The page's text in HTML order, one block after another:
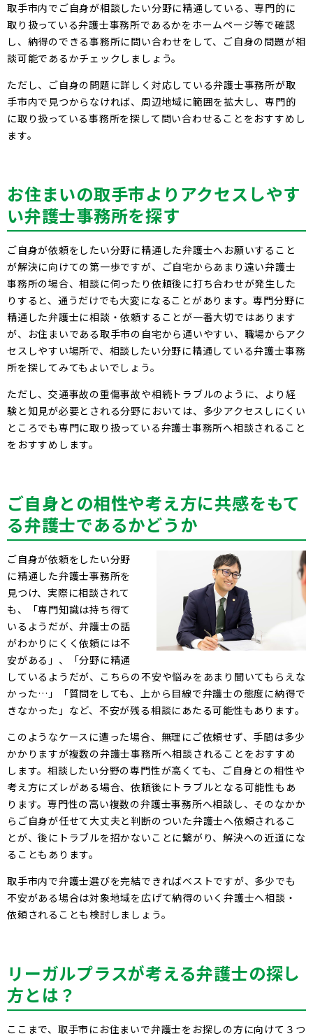
取手市内でご自身が相談したい分野に精通している、専門的に
取り扱っている弁護士事務所であるかをホームページ等で確認
し、納得のできる事務所に問い合わせをして、ご自身の問題が相
談可能であるかチェックしましょう。
ただし、ご自身の問題に詳しく対応している弁護士事務所が取
手市内で見つからなければ、周辺地域に範囲を拡大し、専門的
に取り扱っている事務所を探して問い合わせることをおすすめし
ます。
お住まいの取手市よりアクセスしやす
い弁護士事務所を探す
ご自身が依頼をしたい分野に精通した弁護士へお願いすること
が解決に向けての第一歩ですが、ご自宅からあまり遠い弁護士
事務所の場合、相談に伺ったり依頼後に打ち合わせが発生した
りすると、通うだけでも大変になることがあります。専門分野に
精通した弁護士に相談・依頼することが一番大切ではあります
が、お住まいである取手市の自宅から通いやすい、職場からアク
セスしやすい場所で、相談したい分野に精通している弁護士事務
所を探してみてもよいでしょう。
ただし、交通事故の重傷事故や相続トラブルのように、より経
験と知見が必要とされる分野においては、多少アクセスしにくい
ところでも専門に取り扱っている弁護士事務所へ相談されること
をおすすめします。
ご自身との相性や考え方に共感をもて
る弁護士であるかどうか
ご自身が依頼をしたい分野
に精通した弁護士事務所を
見つけ、実際に相談されて
も、「専門知識は持ち得て
いるようだが、弁護士の話
がわかりにくく依頼には不
安がある」、「分野に精通
しているようだが、こちらの不安や悩みをあまり聞いてもらえな
かった…」「質問をしても、上から目線で弁護士の態度に納得で
きなかった」など、不安が残る相談にあたる可能性もあります。
このようなケースに遭った場合、無理にご依頼せず、手間は多少
かかりますが複数の弁護士事務所へ相談されることをおすすめ
します。相談したい分野の専門性が高くても、ご自身との相性や
考え方にズレがある場合、依頼後にトラブルとなる可能性もあ
ります。専門性の高い複数の弁護士事務所へ相談し、そのなかか
らご自身が任せて大丈夫と判断のついた弁護士へ依頼されるこ
とが、後にトラブルを招かないことに繋がり、解決への近道にな
ることもあります。
取手市内で弁護士選びを完結できればベストですが、多少でも
不安がある場合は対象地域を広げて納得のいく弁護士へ相談・
依頼されることも検討しましょう。
リーガルプラスが考える弁護士の探し
方とは？
ここまで、取手市にお住まいで弁護士をお探しの方に向けて３つ